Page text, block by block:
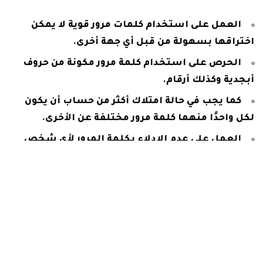
العمل على استخدام كلمات مرور قوية لا يمكن
اختراقها بسهولة من قبل أي جهة أخرى.
الحرص على استخدام كلمة مرور مكونة من حروف
أبجدية وكذلك أرقام.
كما يجب في حالة امتلاك أكثر من حساب أن يكون
لكل واحدًا منهما كلمة مرور مختلفة عن الأخرى.
العمل على عدم الإدلاء بكلمة المرور لأي شخص